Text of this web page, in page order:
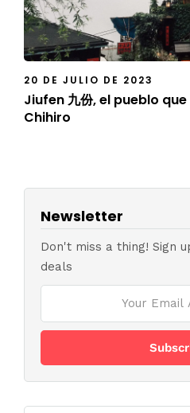
20 DE JULIO DE 2023
Jiufen 九份, el pueblo
Chihiro
Newsletter
Don't miss a thing! Sign
deals